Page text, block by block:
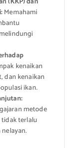
Memahami
kenaikan
dan kenaikan
ikan.
metode
terlalu